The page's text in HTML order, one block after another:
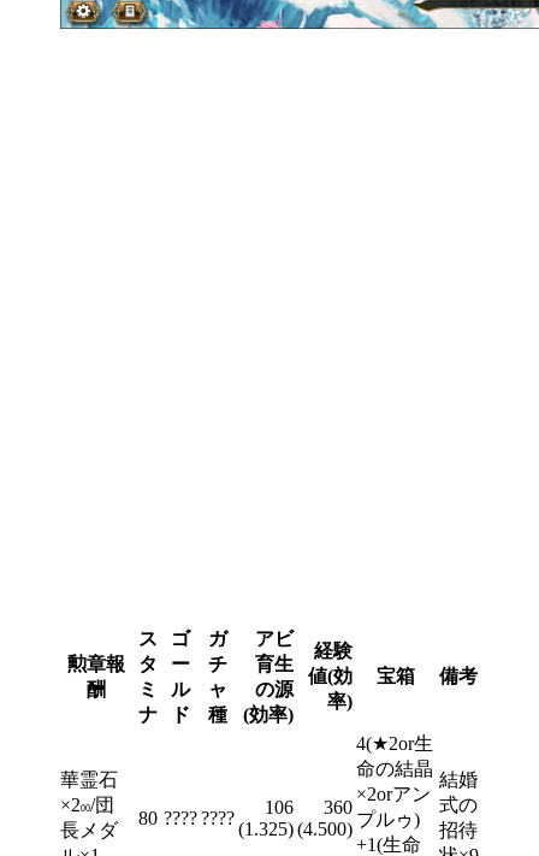
勲章報
酬
ス
タ
ミ
ナ
ゴ
ー
ル
ド
ガ
チ
ャ
種
アビ
育生
の源
(効率)
経験
値(効
率)
宝箱 備考
華霊石
×200/団
長メダ
80 ????????
106
(1.325)
360
(4.500)
4(★2or生
命の結晶
×2orアン
プルゥ)
+1(生命
結婚
式の
招待